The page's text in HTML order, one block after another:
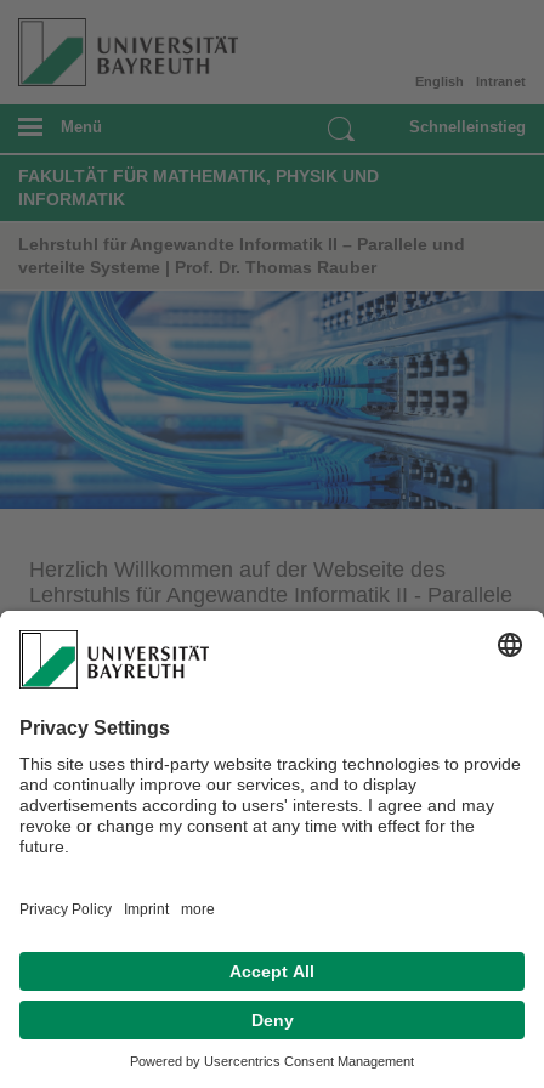
Intranet
English
Menü Schnelleinstieg
FAKULTÄT FÜR MATHEMATIK, PHYSIK UND
INFORMATIK
Lehrstuhl für Angewandte Informatik II – Parallele und
verteilte Systeme | Prof. Dr. Thomas Rauber
​Herzlich Willkommen auf der Webseite des
Lehrstuhls für Angewandte Informatik II - Parallele
Der Lehrstuhl Angewandte Informatik II beschäftigt sich mit
den Prinzipien, der Technologie und der Programmierung
Hier finden Sie mehr zu unserer:
Forschung
Lehre
Verantwortlich für die Redaktion:
Datenschutzerklärung Impressum Hausordnung Sitemap
Kontakt